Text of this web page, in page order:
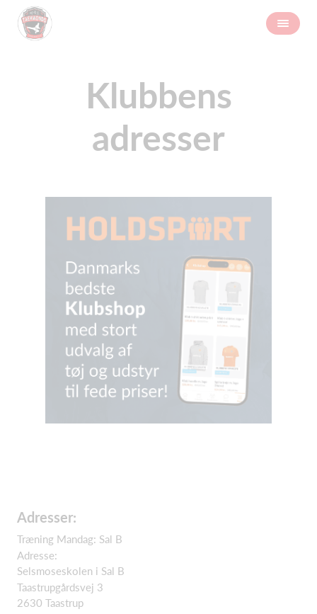
Klubbens
adresser
Adresser:
Træning Mandag: Sal B
Adresse:
Selsmoseskolen i Sal B
Taastrupgårdsvej 3
2630 Taastrup